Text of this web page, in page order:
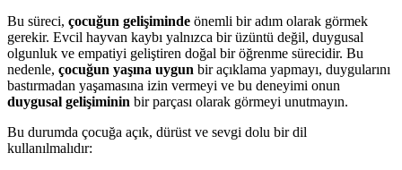
Bu süreci, çocuğun gelişiminde önemli bir adım olarak görmek
gerekir. Evcil hayvan kaybı yalnızca bir üzüntü değil, duygusal
olgunluk ve empatiyi geliştiren doğal bir öğrenme sürecidir. Bu
nedenle, çocuğun yaşına uygun bir açıklama yapmayı, duygularını
bastırmadan yaşamasına izin vermeyi ve bu deneyimi onun
duygusal gelişiminin bir parçası olarak görmeyi unutmayın.
Bu durumda çocuğa açık, dürüst ve sevgi dolu bir dil
kullanılmalıdır: